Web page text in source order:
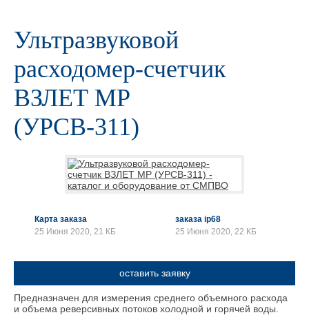
Ультразвуковой
расходомер-счетчик
ВЗЛЕТ МР
(УРСВ-311)
Карта заказа
25 Июня 2020, 21 КБ
заказа ip68
25 Июня 2020, 22 КБ
оставить заявку
Предназначен для измерения среднего объемного расхода
и объема реверсивных потоков холодной и горячей воды.